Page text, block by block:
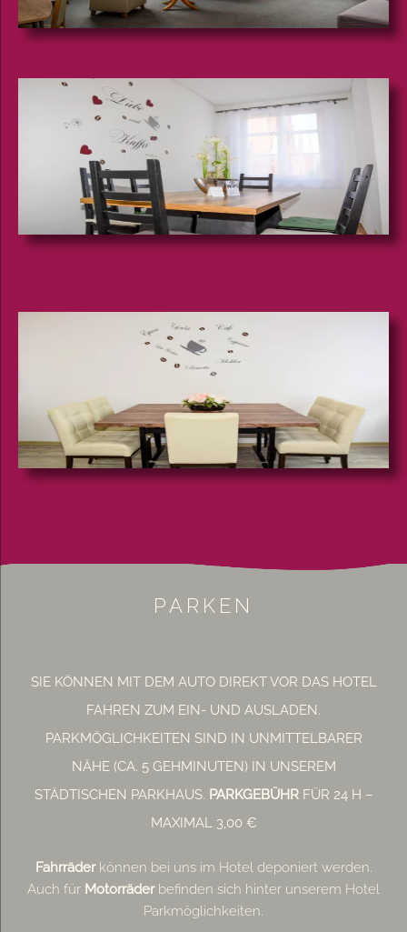
PARKEN
SIE KÖNNEN MIT DEM AUTO DIREKT VOR DAS HOTEL
FAHREN ZUM EIN- UND AUSLADEN.
PARKMÖGLICHKEITEN SIND IN UNMITTELBARER
NÄHE (CA. 5 GEHMINUTEN) IN UNSEREM
STÄDTISCHEN PARKHAUS. PARKGEBÜHRFÜR 24 H –
MAXIMAL 3,00 €
Fahrräderkönnen bei uns im Hotel deponiert werden.
Auch für Motorräderbefinden sich hinter unserem Hotel
Parkmöglichkeiten.